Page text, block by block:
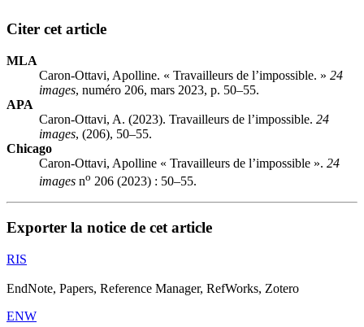
Citer cet article
MLA
Caron-Ottavi, Apolline. « Travailleurs de l’impossible. » 24
images, numéro 206, mars 2023, p. 50–55.
APA
Caron-Ottavi, A. (2023). Travailleurs de l’impossible. 24
images, (206), 50–55.
Chicago
Caron-Ottavi, Apolline « Travailleurs de l’impossible ». 24
images no 206 (2023) : 50–55.
Exporter la notice de cet article
RIS
EndNote, Papers, Reference Manager, RefWorks, Zotero
ENW